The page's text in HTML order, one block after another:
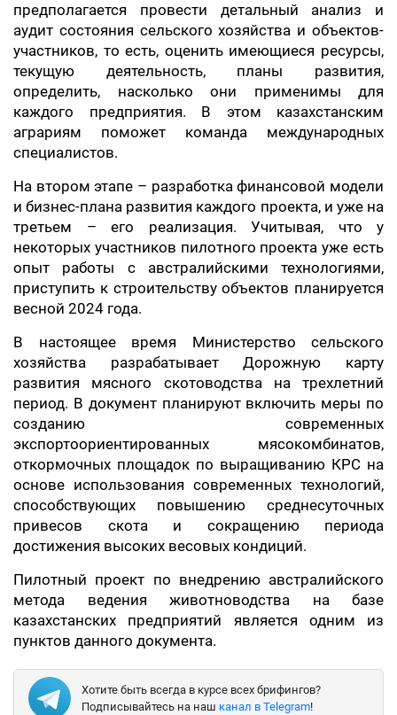
предполагается провести детальный анализ и
аудит состояния сельского хозяйства и объектов-
участников, то есть, оценить имеющиеся ресурсы,
текущую деятельность, планы развития,
определить, насколько они применимы для
каждого предприятия. В этом казахстанским
аграриям поможет команда международных
специалистов.
На втором этапе – разработка финансовой модели
и бизнес-плана развития каждого проекта, и уже на
третьем – его реализация. Учитывая, что у
некоторых участников пилотного проекта уже есть
опыт работы с австралийскими технологиями,
приступить к строительству объектов планируется
весной 2024 года.
В настоящее время Министерство сельского
хозяйства разрабатывает Дорожную карту
развития мясного скотоводства на трехлетний
период. В документ планируют включить меры по
созданию современных
экспортоориентированных мясокомбинатов,
откормочных площадок по выращиванию КРС на
основе использования современных технологий,
способствующих повышению среднесуточных
привесов скота и сокращению периода
достижения высоких весовых кондиций.
Пилотный проект по внедрению австралийского
метода ведения животноводства на базе
казахстанских предприятий является одним из
пунктов данного документа.
Хотите быть всегда в курсе всех брифингов?
Подписывайтесь на наш канал в Telegram!